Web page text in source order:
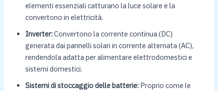
elementi essenziali catturano la luce solare e la
convertono in elettricità.
Inverter:Convertono la corrente continua (DC)
generata dai pannelli solari in corrente alternata (AC),
rendendola adatta per alimentare elettrodomestici e
sistemi domestici.
Sistemi di stoccaggio delle batterie:Proprio come le